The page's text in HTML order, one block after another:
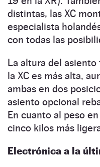
distintas, las XC
especialista
con todas las
La altura del
la XC es más alta,
ambas en dos
asiento opcional
En cuanto al peso
cinco kilos más
Electrónica a la